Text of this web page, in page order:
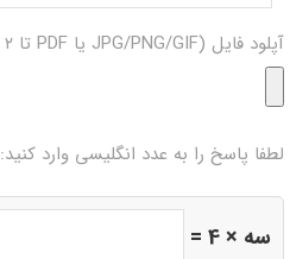
آپلود فایل (JPG/PNG/GIF یا PDF تا ۲ مگابایت):
لطفا پاسخ را به عدد انگلیسی وارد کنید:
سه × 4 =